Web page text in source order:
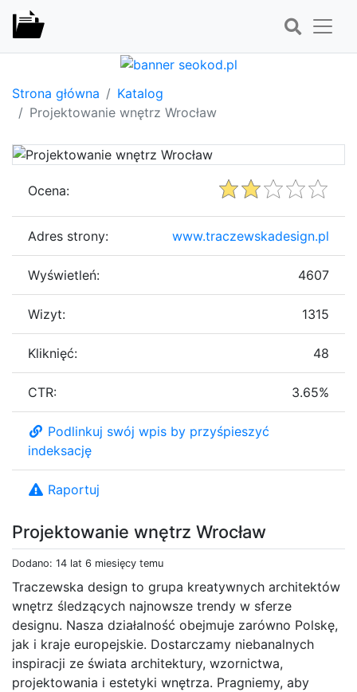
Strona główna
Katalog
Projektowanie wnętrz Wrocław
Projektowanie wnętrz Wrocław
Dodano: 14 lat 6 miesięcy temu
Traczewska design to grupa kreatywnych architektów
wnętrz śledzących najnowsze trendy w sferze
designu. Nasza działalność obejmuje zarówno Polskę,
jak i kraje europejskie. Dostarczamy niebanalnych
inspiracji ze świata architektury, wzornictwa,
projektowania i estetyki wnętrza. Pragniemy, aby
Ocena:
Adres strony: www.traczewskadesign.pl
Wyświetleń: 4607
Wizyt: 1315
Kliknięć: 48
CTR: 3.65%
Podlinkuj swój wpis by przyśpieszyć
indeksację
Raportuj